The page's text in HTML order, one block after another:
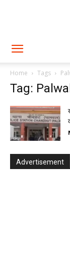
Home Tags
Tag:
Advertisement